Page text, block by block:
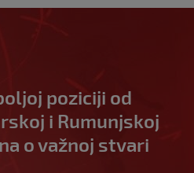
poziciji od
i Rumunjskoj
o važnoj stvari